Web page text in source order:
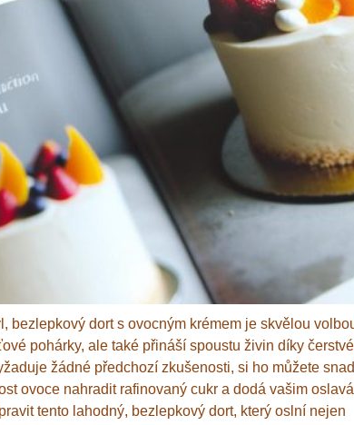
dort s ovocným krémem je skvělou
pohárky, ale také přináší spoustu živin díky
žádné předchozí zkušenosti, si ho můžete
ovoce nahradit rafinovaný cukr a dodá vašim
tento lahodný, bezlepkový dort, který oslní nejen